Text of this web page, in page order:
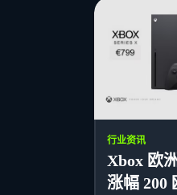
行业资讯
Xbox 欧
涨幅 200